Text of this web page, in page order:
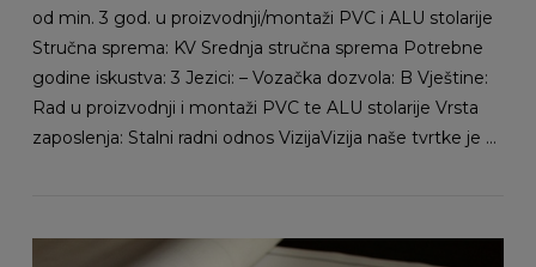
od min. 3 god. u proizvodnji/montaži PVC i ALU stolarije
Stručna sprema: KV Srednja stručna sprema Potrebne
godine iskustva: 3 Jezici: – Vozačka dozvola: B Vještine:
Rad u proizvodnji i montaži PVC te ALU stolarije Vrsta
zaposlenja: Stalni radni odnos VizijaVizija naše tvrtke je …